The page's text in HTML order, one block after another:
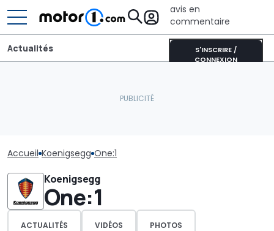
avis en
commentaire
S'INSCRIRE /
CONNEXION
Actualités
Accueil Koenigsegg One:1
Koenigsegg
One:1
ACTUALITÉS VIDÉOS PHOTOS